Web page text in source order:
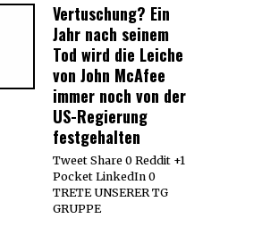
Vertuschung? Ein
Jahr nach seinem
Tod wird die Leiche
von John McAfee
immer noch von der
US-Regierung
festgehalten
Tweet Share 0 Reddit +1
Pocket LinkedIn 0
TRETE UNSERER TG
GRUPPE